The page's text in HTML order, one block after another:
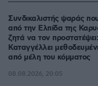
Συνδικαλιστής ψαράς
από την Ελπίδα της
ζητά να τον προστατέψει:
Καταγγέλλει
από μέλη του κόμματος
08.08.2026, 20:05